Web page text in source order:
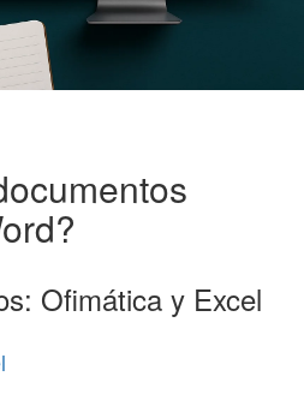
Ofimática y Excel